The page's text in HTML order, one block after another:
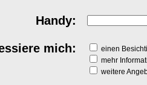
Handy:
mich:
einen
mehr
weitere